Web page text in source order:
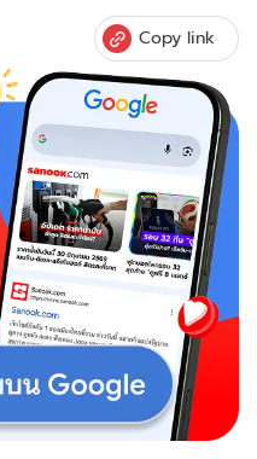
Copy link